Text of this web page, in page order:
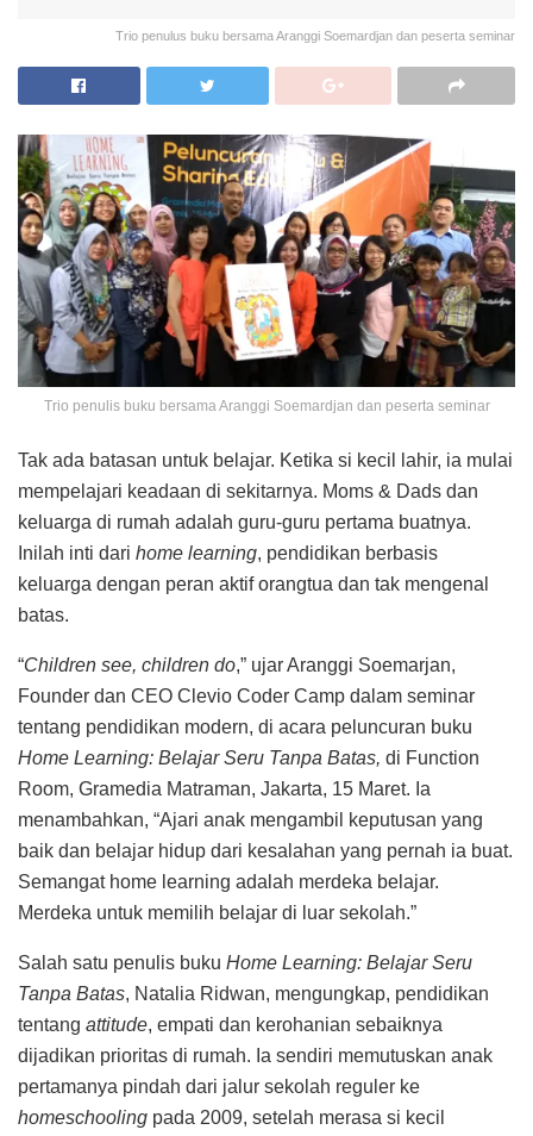
Trio penulus buku bersama Aranggi Soemardjan dan peserta seminar
Trio penulis buku bersama Aranggi Soemardjan dan peserta seminar
Tak ada batasan untuk belajar. Ketika si kecil lahir, ia mulai
mempelajari keadaan di sekitarnya. Moms & Dads dan
keluarga di rumah adalah guru-guru pertama buatnya.
Inilah inti dari home learning, pendidikan berbasis
keluarga dengan peran aktif orangtua dan tak mengenal
batas.
“Children see, children do,” ujar Aranggi Soemarjan,
Founder dan CEO Clevio Coder Camp dalam seminar
tentang pendidikan modern, di acara peluncuran buku
Home Learning: Belajar Seru Tanpa Batas, di Function
Room, Gramedia Matraman, Jakarta, 15 Maret. Ia
menambahkan, “Ajari anak mengambil keputusan yang
baik dan belajar hidup dari kesalahan yang pernah ia buat.
Semangat home learning adalah merdeka belajar.
Merdeka untuk memilih belajar di luar sekolah.”
Salah satu penulis buku Home Learning: Belajar Seru
Tanpa Batas, Natalia Ridwan, mengungkap, pendidikan
tentang attitude, empati dan kerohanian sebaiknya
dijadikan prioritas di rumah. Ia sendiri memutuskan anak
pertamanya pindah dari jalur sekolah reguler ke
homeschooling pada 2009, setelah merasa si kecil